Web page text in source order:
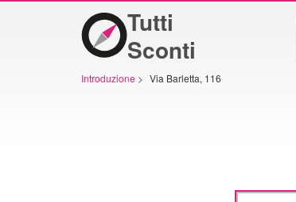
Tutti
Sconti
Introduzione > Via Barletta, 116